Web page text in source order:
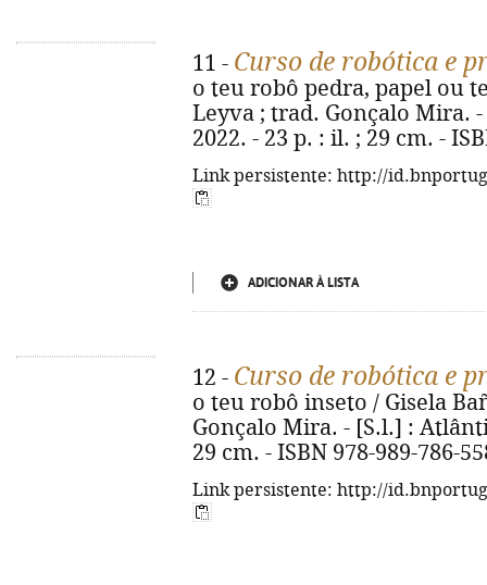
11 - Curso de robótica e
o teu robô pedra, papel ou
Leyva ; trad. Gonçalo Mira.
2022. - 23 p. : il. ; 29 cm. -
Link persistente: http://
ADICIONAR À LISTA
12 - Curso de robótica e
o teu robô inseto / Gisela
Gonçalo Mira. - [S.l.] :
29 cm. - ISBN 978-989-786-
Link persistente: http://